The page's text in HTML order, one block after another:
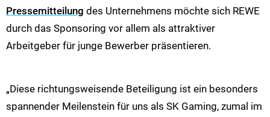
Pressemitteilung des Unternehmens möchte sich REWE
durch das Sponsoring vor allem als attraktiver
Arbeitgeber für junge Bewerber präsentieren.
„Diese richtungsweisende Beteiligung ist ein besonders
spannender Meilenstein für uns als SK Gaming, zumal im